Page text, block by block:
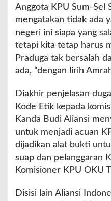
Anggota KPU Sum-Sel
mengatakan tidak ada
negeri ini siapa yang
tetapi kita tetap harus
Praduga tak bersalah
ada, “dengan lirih
Diakhir penjelasan
Kode Etik kepada
Kanda Budi Aliansi
untuk menjadi acuan
dijadikan alat bukti
suap dan pelanggaran
Komisioner KPU OKU
Disisi lain Aliansi